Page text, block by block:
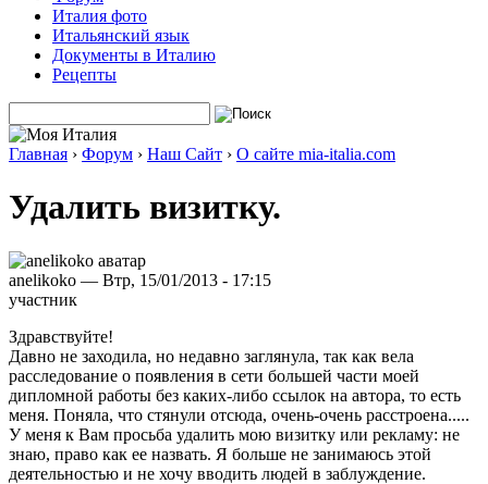
Италия фото
Итальянский язык
Документы в Италию
Рецепты
Главная › Форум › Наш Сайт › О сайте mia-italia.com
Удалить визитку.
anelikoko — Втр, 15/01/2013 - 17:15
участник
Здравствуйте!
Давно не заходила, но недавно заглянула, так как вела
расследование о появления в сети большей части моей
дипломной работы без каких-либо ссылок на автора, то есть
меня. Поняла, что стянули отсюда, очень-очень расстроена.....
У меня к Вам просьба удалить мою визитку или рекламу: не
знаю, право как ее назвать. Я больше не занимаюсь этой
деятельностью и не хочу вводить людей в заблуждение.